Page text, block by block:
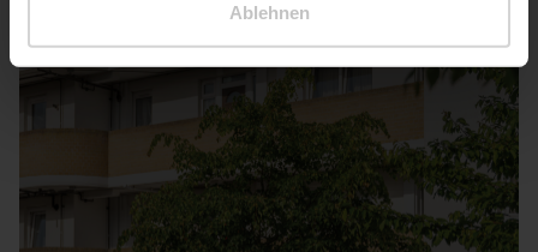
Ablehnen
London – Barnfield Hall